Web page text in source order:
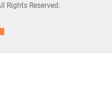
Rights Reserved.